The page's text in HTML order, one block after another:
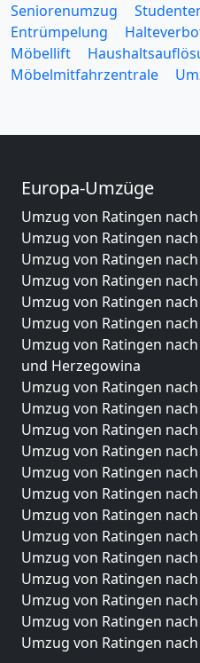
Seniorenumzug
Entrümpelung
Möbellift
Möbelmitfahrzentrale
Europa-Umzüge
Umzug von Ratingen
Umzug von Ratingen
Umzug von Ratingen
Umzug von Ratingen
Umzug von Ratingen
Umzug von Ratingen
Umzug von Ratingen
und Herzegowina
Umzug von Ratingen
Umzug von Ratingen
Umzug von Ratingen
Umzug von Ratingen
Umzug von Ratingen
Umzug von Ratingen
Umzug von Ratingen
Umzug von Ratingen
Umzug von Ratingen
Umzug von Ratingen
Umzug von Ratingen
Umzug von Ratingen
Umzug von Ratingen